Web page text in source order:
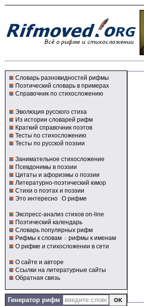
Словарь разновидностей рифмы
Поэтический словарь в примерах
Справочник по стихосложению
Эволюция русского стиха
Из истории словарей рифм
Краткий справочник поэтов
Тесты по стихосложению
Тесты по русской поэзии
Занимательное стихосложение
Псевдонимы в поэзии
Цитаты и афоризмы о поэзии
Литературно-поэтический юмор
Стихи о поэтах и поэзии
Это интересно О рифме
Экспресс-анализ стихов on-line
Поэтический календарь
Словарь популярных рифм
Рифмы к словам и рифмы к именам
О рифме и стихосложении в сети
О сайте и авторе
Ссылки на литературные сайты
Обратная связь
Генератор рифм